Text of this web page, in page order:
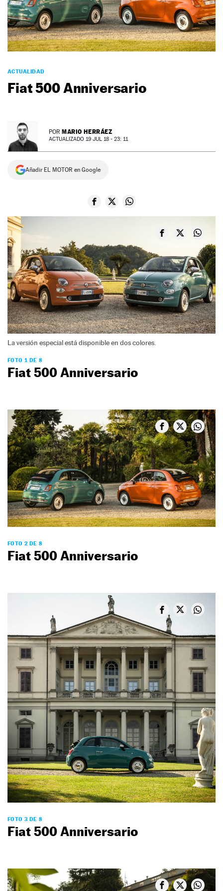
NEWSLETTER
SÍGUENOS
ACTUALIDAD
Fiat 500 Anniversario
POR MARIO HERRÁEZ
ACTUALIZADO 19 JUL 18 - 23: 11
Añadir EL MOTOR en Google
La versión especial está disponible en dos colores.
FOTO 1 DE 8
Fiat 500 Anniversario
FOTO 2 DE 8
Fiat 500 Anniversario
FOTO 3 DE 8
Fiat 500 Anniversario